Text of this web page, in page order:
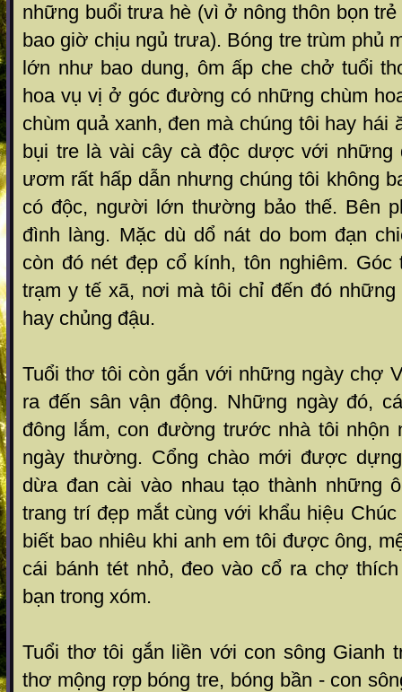
những buổi trưa hè (vì ở nông thôn bọn
bao giờ chịu ngủ trưa). Bóng tre trùm phủ
lớn như bao dung, ôm ấp che chở tuổi
hoa vụ vị ở góc đường có những chùm
chùm quả xanh, đen mà chúng tôi hay hái
bụi tre là vài cây cà độc dược với những
ươm rất hấp dẫn nhưng chúng tôi không
có độc, người lớn thường bảo thế. Bên
đình làng. Mặc dù dổ nát do bom đạn
còn đó nét đẹp cổ kính, tôn nghiêm. Góc
trạm y tế xã, nơi mà tôi chỉ đến đó
hay chủng đậu.
Tuổi thơ tôi còn gắn với những ngày chợ
ra đến sân vận động. Những ngày đó,
đông lắm, con đường trước nhà tôi nhộn
ngày thường. Cổng chào mới được
dừa đan cài vào nhau tạo thành những
trang trí đẹp mắt cùng với khẩu hiệu
biết bao nhiêu khi anh em tôi được ông,
cái bánh tét nhỏ, đeo vào cổ ra chợ
bạn trong xóm.
Tuổi thơ tôi gắn liền với con sông Gianh
thơ mộng rợp bóng tre, bóng bần - con